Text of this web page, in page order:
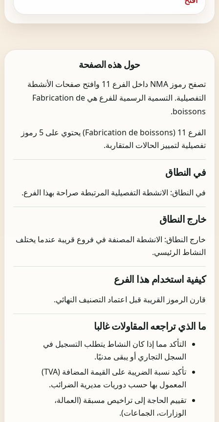
حول هذه الصفحة
تصفح رموز NMA داخل الفرع 11 وافتح صفحات الأنشطة
التفصيلية. التسمية الرسمية للفرع هي Fabrication de
boissons.
الفرع 11 (Fabrication de boissons) يحتوي على 5 رموز
تفصيلية لتمييز الحالات المتقاربة.
في النطاق
في النطاق: الانشطة التفصيلية المرتبطة صراحة بهذا الفرع.
خارج النطاق
خارج النطاق: الانشطة المصنفة في فروع قريبة عندما يختلف
النشاط الرئيسي.
كيفية استخدام هذا الفرع
قارن الرموز القريبة قبل اعتماد التصنيف النهائي.
ما الذي تراجعه المقاولات غالبا
التأكد مما إذا كان النشاط يتطلب التسجيل في
السجل التجاري أو يبقى مدنيًا.
تأكيد نسبة الضريبة على القيمة المضافة (TVA)
المعمول بها حسب دوريات مديرية الضرائب.
تقييم الحاجة إلى تراخيص مسبقة (العمالة،
الوزارات، الجماعات).